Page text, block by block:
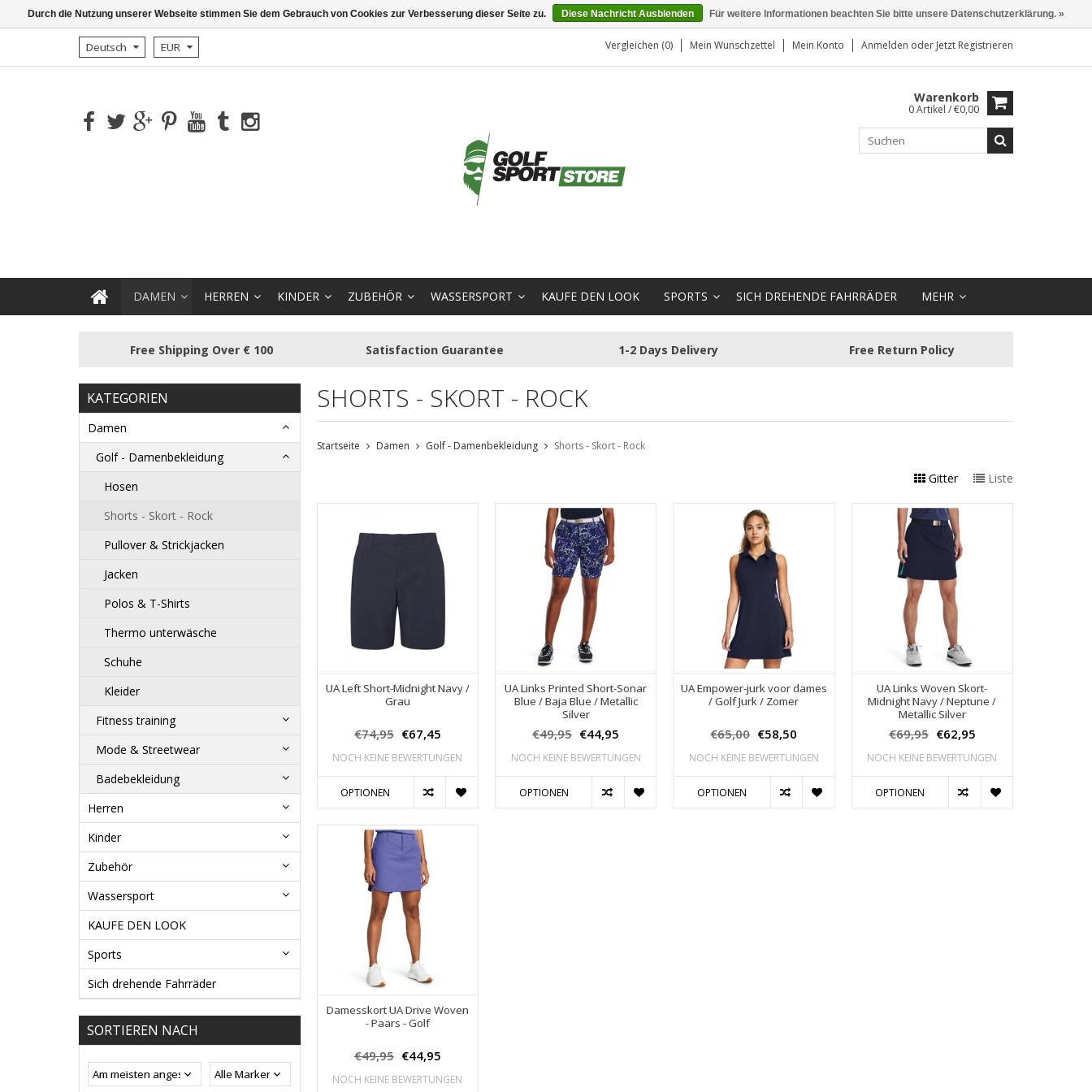
Deutsch EUR Vergleichen (0) Mein Wunschzettel Mein Konto Anmelden oder Jetzt Registrieren
Warenkorb
0 Artikel / €0,00
DAMEN HERREN KINDER ZUBEHÖR WASSERSPORT KAUFE DEN LOOK SPORTS SICH DREHENDE FAHRRÄDER MEHR
Free Shipping Over € 100 Satisfaction Guarantee 1-2 Days Delivery Free Return Policy
KATEGORIEN
Damen
Golf - Damenbekleidung
Hosen
Shorts - Skort - Rock
Pullover & Strickjacken
Jacken
Polos & T-Shirts
Thermo unterwäsche
Schuhe
Kleider
Fitness training
Mode & Streetwear
Badebekleidung
Herren
Kinder
Zubehör
Wassersport
KAUFE DEN LOOK
Sports
Sich drehende Fahrräder
SORTIEREN NACH
SHORTS - SKORT - ROCK
Startseite Damen Golf - Damenbekleidung Shorts - Skort - Rock
Gitter Liste
UA Left Short-Midnight Navy /
Grau
€74,95 €67,45
NOCH KEINE BEWERTUNGEN
OPTIONEN
UA Links Printed Short-Sonar
Blue / Baja Blue / Metallic
Silver
€49,95 €44,95
NOCH KEINE BEWERTUNGEN
OPTIONEN
UA Empower-jurk voor dames
/ Golf Jurk / Zomer
€65,00 €58,50
NOCH KEINE BEWERTUNGEN
OPTIONEN
UA Links Woven Skort-
Midnight Navy / Neptune /
Metallic Silver
€69,95 €62,95
NOCH KEINE BEWERTUNGEN
OPTIONEN
Damesskort UA Drive Woven
- Paars - Golf
€49,95 €44,95
NOCH KEINE BEWERTUNGEN
Durch die Nutzung unserer Webseite stimmen Sie dem Gebrauch von Cookies zur Verbesserung dieser Seite zu. Diese Nachricht Ausblenden Für weitere Informationen beachten Sie bitte unsere Datenschutzerklärung. »